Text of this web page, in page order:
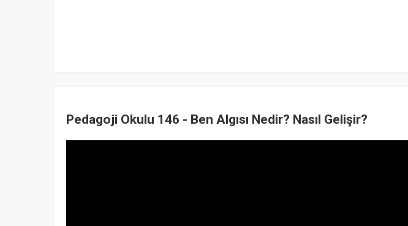
Pedagoji Okulu 146 - Ben Algısı Nedir? Nasıl Gelişir?